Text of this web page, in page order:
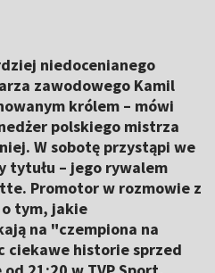
niedocenianego
zawodowego Kamil
królem – mówi
polskiego mistrza
W sobotę przystąpi we
tytułu – jego rywalem
Promotor w rozmowie z
o tym, jakie
na "czempiona na
ciekawe historie sprzed